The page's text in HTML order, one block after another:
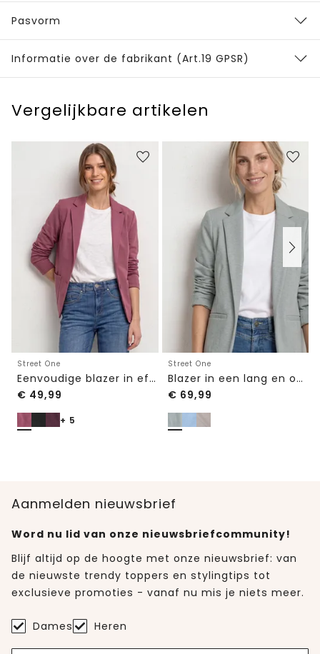
Pasvorm
Informatie over de fabrikant (Art.19 GPSR)
Vergelijkbare artikelen
Street One
Eenvoudige blazer in effen kleur
€ 49,99
+ 5
Street One
Blazer in een lang en open model
€ 69,99
Aanmelden nieuwsbrief
Word nu lid van onze nieuwsbriefcommunity!
Blijf altijd op de hoogte met onze nieuwsbrief: van
de nieuwste trendy toppers en stylingtips tot
exclusieve promoties - vanaf nu mis je niets meer.
Dames Heren